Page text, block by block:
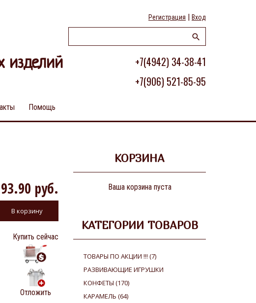
Регистрация | Вход
изделий
+7(4942) 34-38-41
+7(906) 521-85-95
Помощь
93.90 руб.
Купить сейчас
Отложить
КОРЗИНА
Ваша корзина пуста
КАТЕГОРИИ ТОВАРОВ
ТОВАРЫ ПО АКЦИИ !!! (7)
РАЗВИВАЮЩИЕ ИГРУШКИ
КОНФЕТЫ (170)
КАРАМЕЛЬ (64)